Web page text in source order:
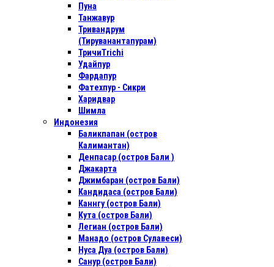
Пуна
Танжавур
Тривандрум
(Тируванантапурам)
ТричиTrichi
Удайпур
Фардапур
Фатехпур - Сикри
Харидвар
Шимла
Индонезия
Баликпапан (остров
Калимантан)
Денпасар (остров Бали )
Джакарта
Джимбаран (остров Бали)
Кандидаса (остров Бали)
Каннгу (остров Бали)
Кута (остров Бали)
Легиан (остров Бали)
Манадо (остров Сулавеси)
Нуса Дуа (остров Бали)
Санур (остров Бали)